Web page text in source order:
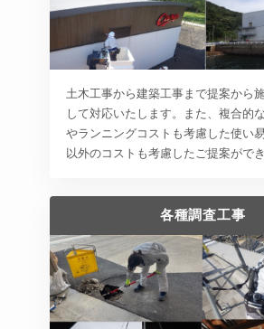
土木工事から建築工事まで提案から
して対応いたします。また、複合的
やランニングコストも考慮した使い
以外のコストも考慮したご提案ができ
各種調査工事